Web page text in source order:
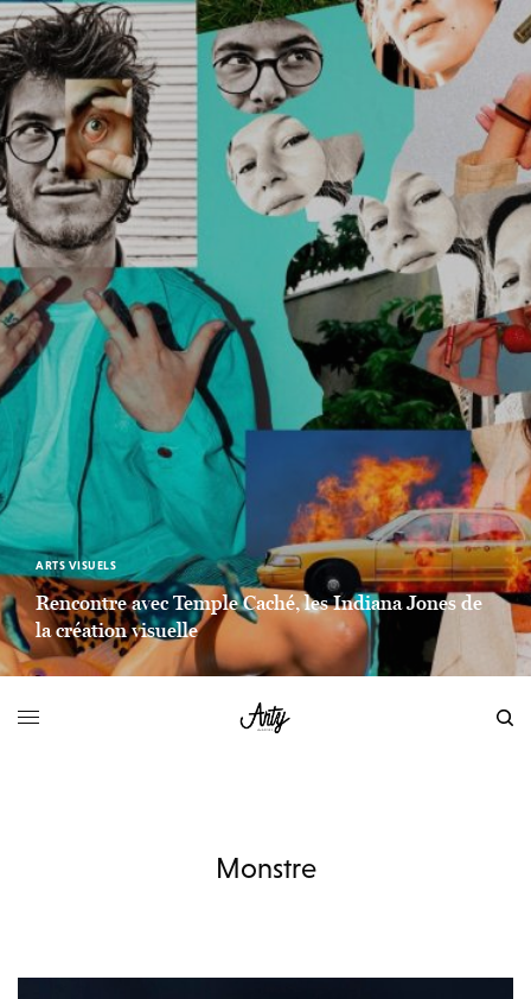
ARTS VISUELS
Rencontre avec Temple Caché, les Indiana Jones de
la création visuelle
Monstre